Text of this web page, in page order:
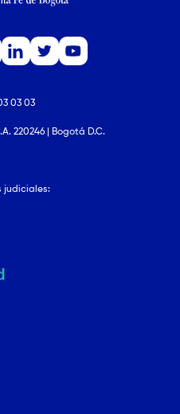
03 03
220246 | Bogotá D.C.
judiciales: